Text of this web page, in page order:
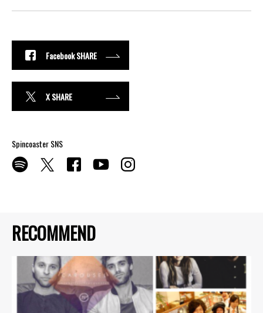
RECOMMEND
Facebook SHARE
X SHARE
Spincoaster SNS